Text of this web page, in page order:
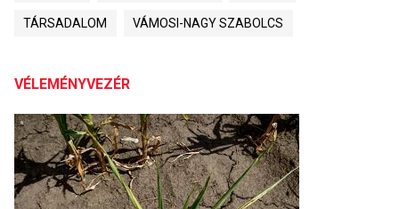
TÁRSADALOM VÁMOSI-NAGY SZABOLCS
VÉLEMÉNYVEZÉR